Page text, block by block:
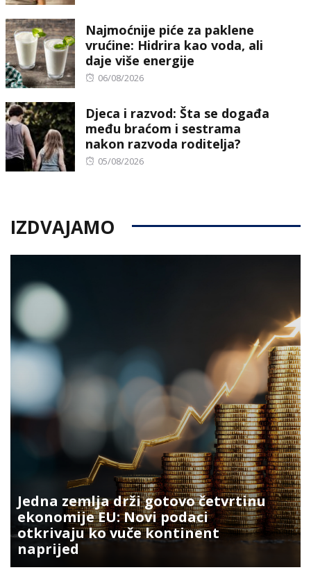
Najmoćnije piće za paklene
vrućine: Hidrira kao voda, ali
daje više energije
Posted
06/08/2026
Djeca i razvod: Šta se događa
među braćom i sestrama
nakon razvoda roditelja?
Posted
05/08/2026
IZDVAJAMO
Jedna zemlja drži gotovo četvrtinu
ekonomije EU: Novi podaci
otkrivaju ko vuče kontinent
naprijed